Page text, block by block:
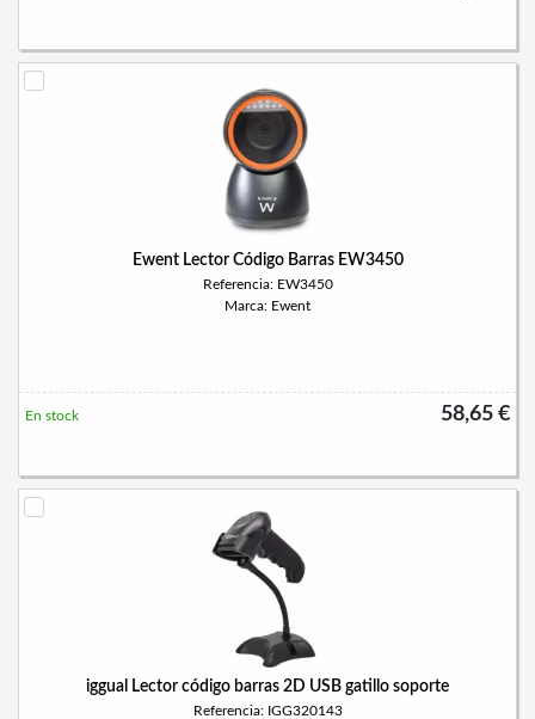
Ewent Lector Código Barras EW3450
Referencia: EW3450
Marca: Ewent
58,65 €
En stock
iggual Lector código barras 2D USB gatillo soporte
Referencia: IGG320143